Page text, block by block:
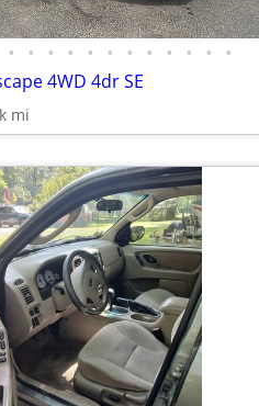
• • • • • • • • • • • •
4WD 4dr SE
mi